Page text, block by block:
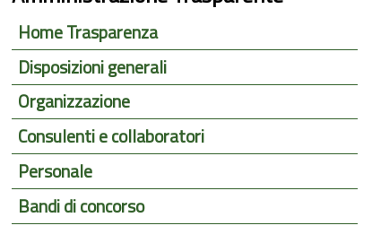
Home Trasparenza
Disposizioni generali
Organizzazione
Consulenti e collaboratori
Personale
Bandi di concorso